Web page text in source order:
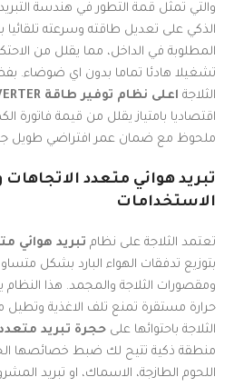
والتي تمثل قمة التطور في هندسة
الذكي على تعديل طاقته وسرعته تلقائيا
المطلوبة في الداخل، مما يقلل من
تشغيلا هادئا تماما بدون اي ضوضاء.
الثلاجة اعلى نظام توفير طاقة INVERTER
اقتصاديا بامتياز يقلل من قيمة فاتورة
ملحوظ مع ضمان عمر افتراضي طويل جدا
تبريد هوائي متعدد
الاستخدامات
تعتمد الثلاجة على نظام تبريد هوائي
بتوزيع تدفقات الهواء البارد بشكل
ومقصورات الثلاجة والمجمد. هذا
حرارة مستقرة تمنع تلف الاغذية وتطيل
الثلاجة باحتوائها على حجرة تبريد
منطقة ذكية تتيح لك ضبط خصائصها
اللحوم الطازجة، الاسماك، او تبريد